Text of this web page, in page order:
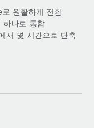
와 전략적 파
스 스타트업인 Reverse
벌 계약직 인력 및 미국
원활하게 전환
하나로 통합
서 몇 시간으로 단축